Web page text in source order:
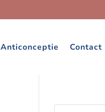
Anticonceptie Contact